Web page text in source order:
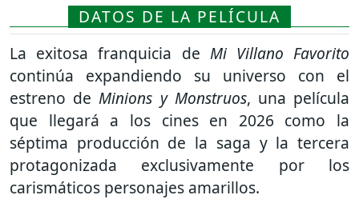
DATOS DE LA PELÍCULA
La exitosa franquicia de Mi Villano Favorito
continúa expandiendo su universo con el
estreno deMinions y Monstruos, una película
que llegará a los cines en 2026 como la
séptima producción de la saga y la tercera
protagonizada exclusivamente por los
carismáticos personajes amarillos.